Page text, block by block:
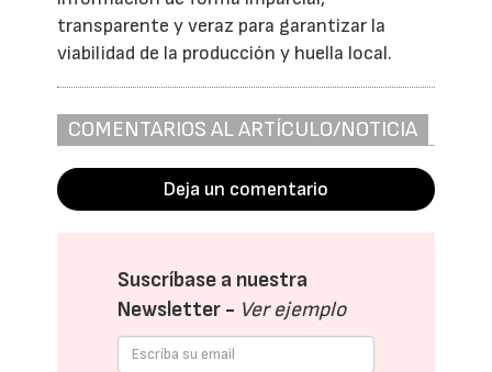
transparente y veraz para garantizar la
viabilidad de la producción y huella local.
COMENTARIOS AL ARTÍCULO/NOTICIA
Deja un comentario
Suscríbase a nuestra
Newsletter - Ver ejemplo